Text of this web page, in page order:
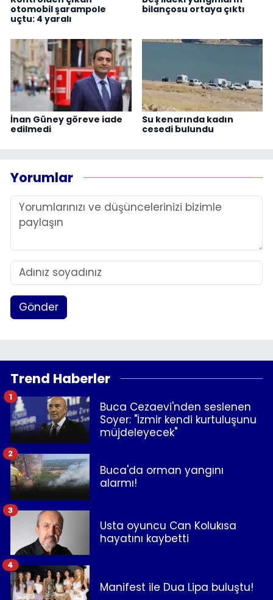
otomobil şarampole
uçtu: 4 yaralı
bilançosu ortaya çıktı
İnan Güney göreve iade
edilmedi
Su kenarında kadın
cesedi bulundu
Yorumlar
Gönder
Trend Haberler
Buca Cezaevi'nden seslenen
Soyer: "İzmir kendi kurtuluşunu
müjdeleyecek"
1
Buca'da orman yangını
alarmı!
2
Usta oyuncu Can Kolukısa
hayatını kaybetti
3
Manifest ile Dua Lipa buluştu!
4